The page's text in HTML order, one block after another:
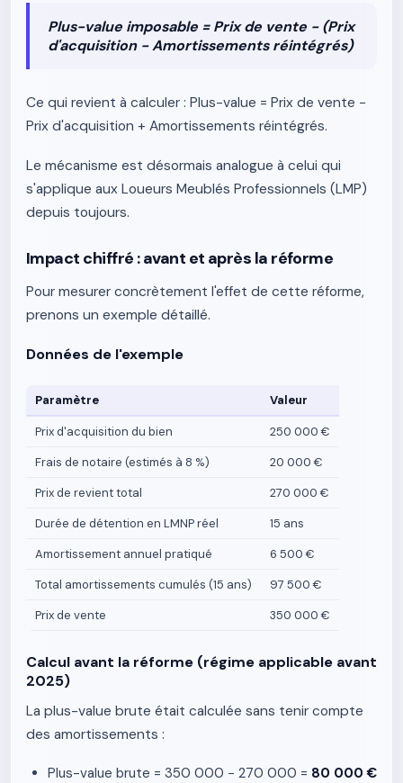
Plus-value imposable = Prix de vente − (Prix
d'acquisition − Amortissements réintégrés)
Ce qui revient à calculer : Plus-value = Prix de vente −
Prix d'acquisition + Amortissements réintégrés.
Le mécanisme est désormais analogue à celui qui
s'applique aux Loueurs Meublés Professionnels (LMP)
depuis toujours.
Impact chiffré : avant et après la réforme
Pour mesurer concrètement l'effet de cette réforme,
prenons un exemple détaillé.
Données de l'exemple
Paramètre Valeur
Prix d'acquisition du bien
250 000 €
Frais de notaire (estimés à 8 %)
20 000 €
Prix de revient total
270 000 €
Durée de détention en LMNP réel
15 ans
Amortissement annuel pratiqué
6 500 €
Total amortissements cumulés (15 ans)
97 500 €
Prix de vente
350 000 €
Calcul avant la réforme (régime applicable avant
2025)
La plus-value brute était calculée sans tenir compte
des amortissements :
Plus-value brute = 350 000 − 270 000 = 80 000 €